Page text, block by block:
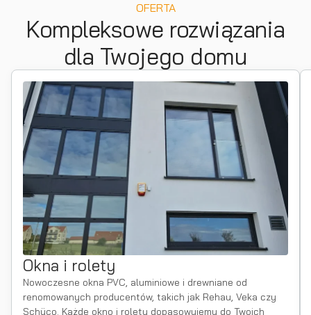
OFERTA
Kompleksowe rozwiązania
dla Twojego domu
Okna i rolety
Nowoczesne okna PVC, aluminiowe i drewniane od
renomowanych producentów, takich jak Rehau, Veka czy
Schüco. Każde okno i rolety dopasowujemy do Twoich